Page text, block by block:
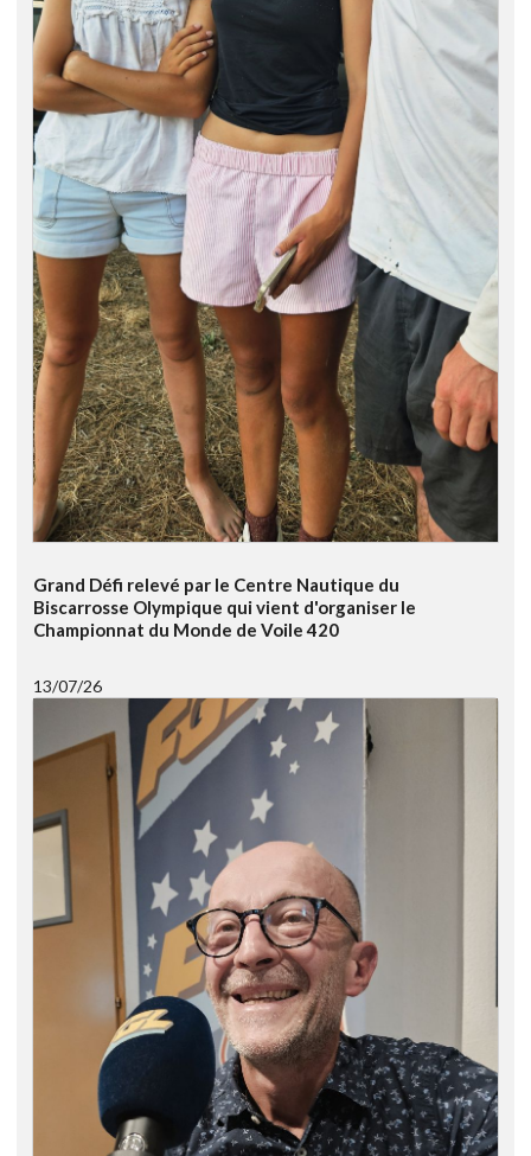
Grand Défi relevé par le Centre Nautique du
Biscarrosse Olympique qui vient d'organiser le
Championnat du Monde de Voile 420
13/07/26